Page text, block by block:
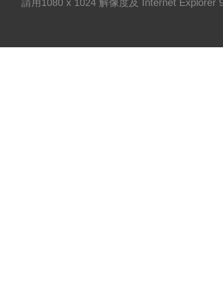
請用1080 x 1024 解像度及 Internet Explorer